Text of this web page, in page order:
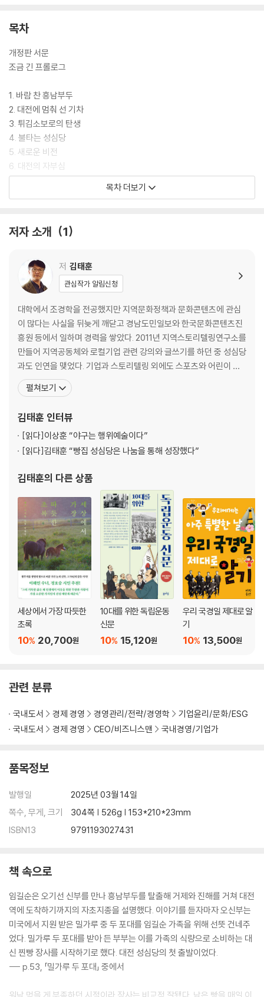
목차
개정판 서문
조금 긴 프롤로그
1. 바람 찬 흥남부두
2. 대전에 멈춰 선 기차
3. 튀김소보로의 탄생
4. 불타는 성심당
5. 새로운 비전
6. 대전의 자부심
7. 노동이 관계로
목차 더보기
저자 소개 1
저 김태훈
관심작가 알림신청
대학에서 조경학을 전공했지만 지역문화정책과 문화콘텐츠에 관심
이 많다는 사실을 뒤늦게 깨닫고 경남도민일보와 한국문화콘텐츠진
흥원 등에서 일하며 경력을 쌓았다. 2011년 지역스토리텔링연구소를
만들어 지역공동체와 로컬기업 관련 강의와 글쓰기를 하던 중 성심당
과도 인연을 맺었다. 기업과 스토리텔링 외에도 스포츠와 어린이 등
다양한 주제에 관심을 갖고 글쓰기를 이어가고 있다. 저서로 <소리바
다는 왜>(2010), <시민을 위한 도시 스토리텔링>(2017), <지역공
벤츠에 납품하다>(2021), <누구에게나 인권이
펼쳐보기
김태훈 인터뷰
[읽다]이상훈 “야구는 행위예술이다”
[읽다]김태훈 “빵집 성심당은 나눔을 통해 성장했다”
김태훈의 다른 상품
세상에서 가장 따듯한
초록
20,700원
10%
10대를 위한 독립운동
신문
15,120원
10%
우리 국경일 제대로 알
기
13,500원
10%
관련 분류
국내도서 경제 경영 경영관리/전략/경영학
기업윤리/문화/ESG
국내도서
경제 경영 CEO/비즈니스맨 국내경영/기업가
품목정보
발행일
2025년 03월 14일
쪽수, 무게, 크기
304쪽 | 526g | 153*210*23mm
ISBN13
9791193027431
책 속으로
임길순은 오기선 신부를 만나 흥남부두를 탈출해 거제와 진해를 거쳐 대전
역에 도착하기까지의 자초지종을 설명했다. 이야기를 듣자마자 오신부는
미국에서 지원 받은 밀가루 중 두 포대를 임길순 가족을 위해 선뜻 건네주
었다. 밀가루 두 포대를 받아 든 부부는 이를 가족의 식량으로 소비하는 대
신 찐빵 장사를 시작하기로 했다. 대전 성심당의 첫 출발이었다.
--- p.53, 「밀가루 두 포대」 중에서